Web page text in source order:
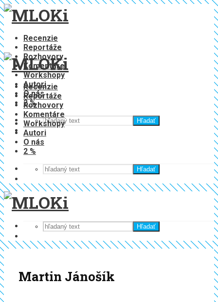
Recenzie
Reportáže
Rozhovory
Komentáre
Workshopy
Autori
O nás
2 %
Hľadať
Recenzie
Reportáže
Rozhovory
Komentáre
Workshopy
Autori
O nás
2 %
Hľadať
Hľadať
Martin Jánošík